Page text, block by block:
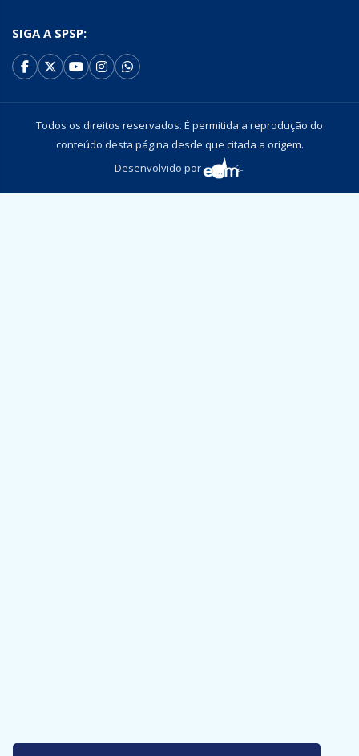
SIGA A SPSP:
Todos os direitos reservados. É permitida a reprodução do
conteúdo desta página desde que citada a origem.
Desenvolvido por